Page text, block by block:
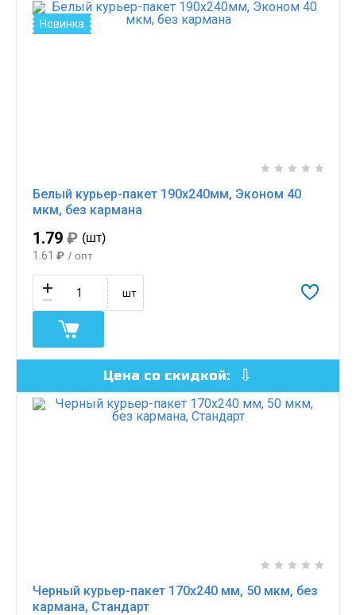
Новинка
Белый курьер-пакет 190х240мм, Эконом 40
мкм, без кармана
1.79 ₽ (шт)
1.61 ₽ / опт
шт
Цена со скидкой:
Черный курьер-пакет 170х240 мм, 50 мкм, без
кармана, Стандарт